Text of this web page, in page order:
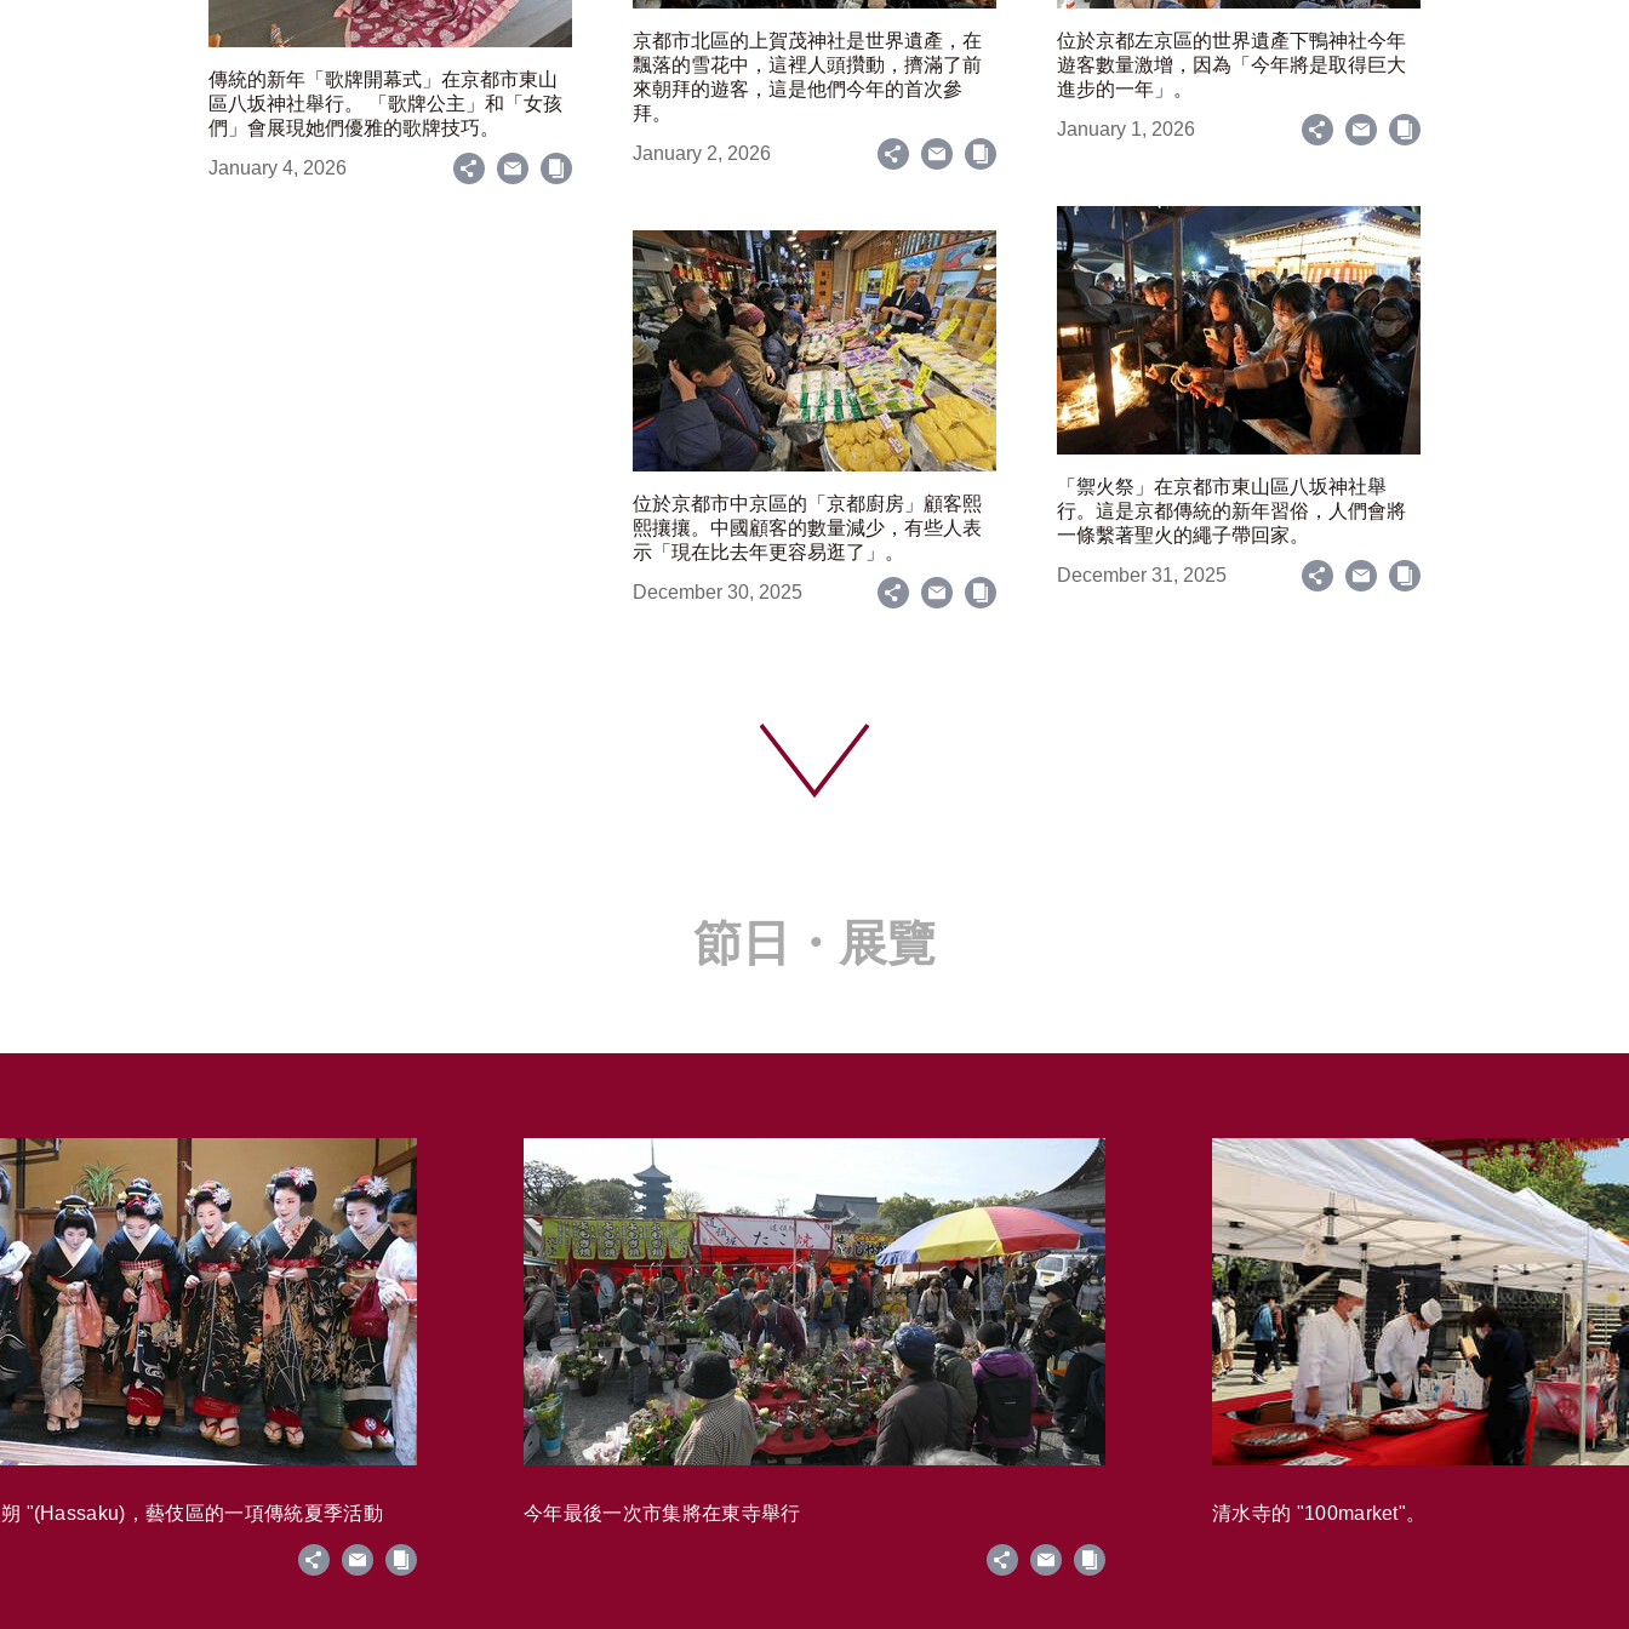
傳統的新年「歌牌開幕式」在京都市東山
區八坂神社舉行。 「歌牌公主」和「女孩
們」會展現她們優雅的歌牌技巧。
January 4, 2026
京都市北區的上賀茂神社是世界遺產，在
飄落的雪花中，這裡人頭攢動，擠滿了前
來朝拜的遊客，這是他們今年的首次參
拜。
January 2, 2026
位於京都左京區的世界遺產下鴨神社今年
遊客數量激增，因為「今年將是取得巨大
進步的一年」。
January 1, 2026
「禦火祭」在京都市東山區八坂神社舉
行。這是京都傳統的新年習俗，人們會將
一條繫著聖火的繩子帶回家。
December 31, 2025
位於京都市中京區的「京都廚房」顧客熙
熙攘攘。中國顧客的數量減少，有些人表
示「現在比去年更容易逛了」。
December 30, 2025
節日・展覽
"(Hassaku)，藝伎區的一項傳統夏季活動 今年最後一次市集將在東寺舉行 清水寺的 "100market"。